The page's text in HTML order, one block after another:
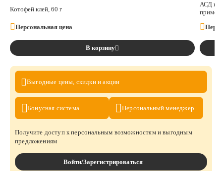
Котофей клей, 60 г
Персональная цена
В корзину
АСД
Выгодные цены, скидки и акции
Бонусная система Персональныйменеджер
Получите доступ к персональным возможностям и выгодным
предложениям
Войти/Зарегистрироваться